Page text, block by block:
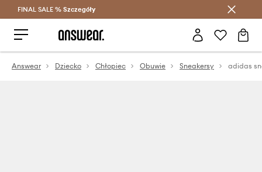
Oszczędzaj z Answear Club >
FINAL SALE % Szczegóły
Answear Dziecko Chłopiec Obuwie Sneakersy